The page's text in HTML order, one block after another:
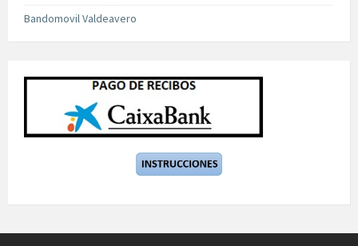
Bandomovil Valdeavero